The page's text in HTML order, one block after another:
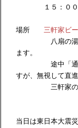
１５：００
場所 三軒家ビ
八扇の湯の入
ます。
途中「通り抜
すが、無視して直進
三軒家の駐車
当日は東日本大震